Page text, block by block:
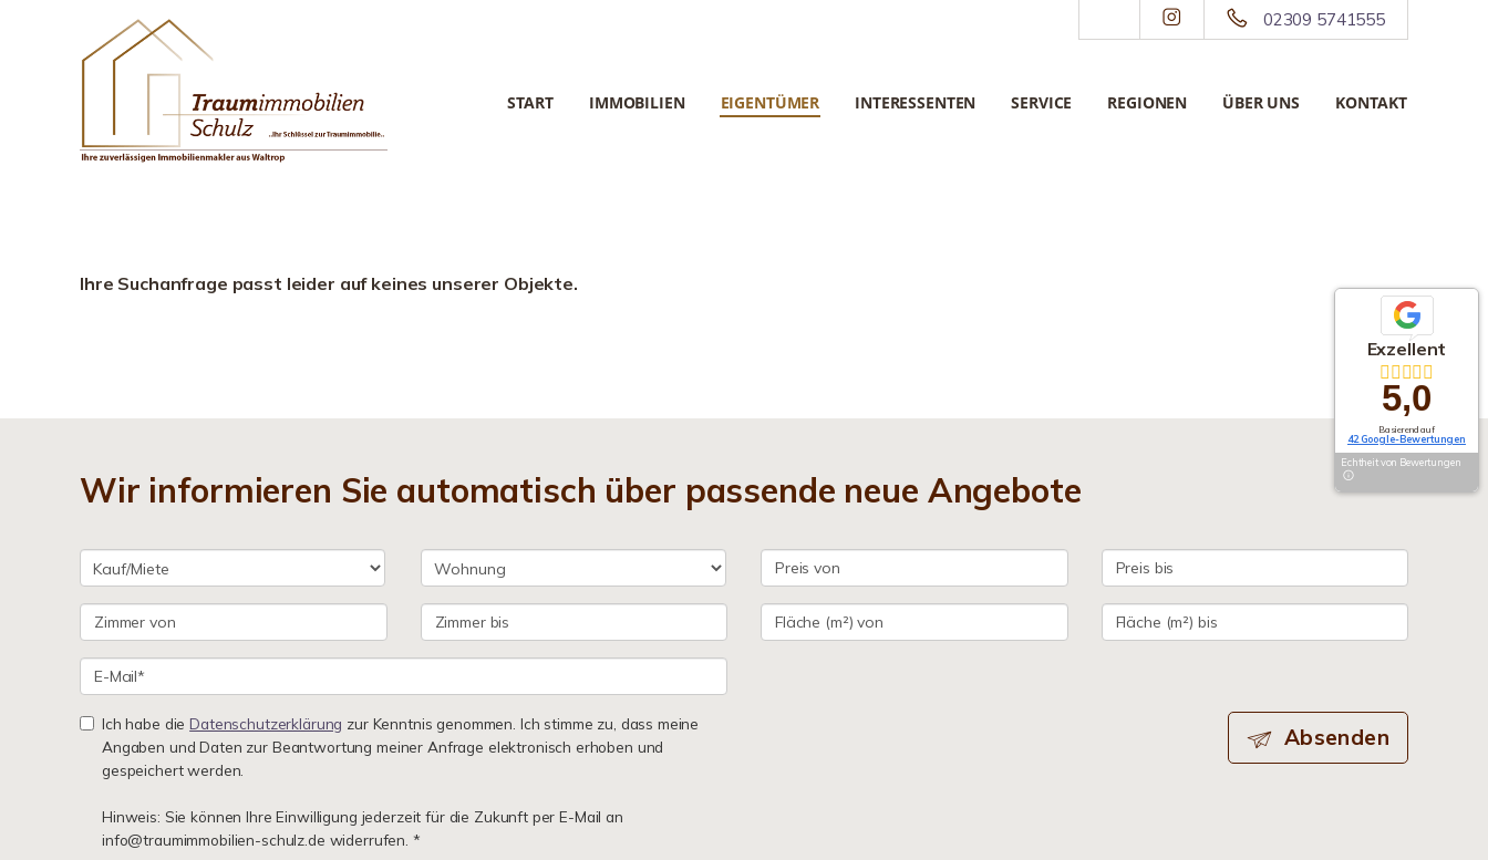
02309 5741555
START IMMOBILIEN EIGENTÜMER INTERESSENTEN SERVICE REGIONEN ÜBER UNS KONTAKT
Ihre Suchanfrage passt leider auf keines unserer Objekte.
Wir informieren Sie automatisch über passende neue Angebote
Ich habe dieDatenschutzerklärung zur Kenntnis genommen. Ich stimme zu, dass meine
Angaben und Daten zur Beantwortung meiner Anfrage elektronisch erhoben und
gespeichert werden.
Hinweis: Sie können Ihre Einwilligung jederzeit für die Zukunft per E-Mail an
info@traumimmobilien-schulz.de widerrufen. *
Absenden
Exzellent
5,0
Basierend auf
42 Google-Bewertungen
Echtheit von Bewertungen